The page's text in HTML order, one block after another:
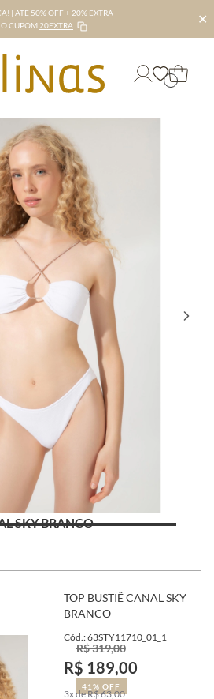
| ATÉ 50% OFF + 20% EXTRA
CUPOM 20EXTRA ✕
SKY BRANCO
TOP BUSTIÊ CANAL SKY
BRANCO
Cód.: 63STY11710_01_1
R$ 319,00
R$ 189,00
41% OFF
3x de R$ 63,00